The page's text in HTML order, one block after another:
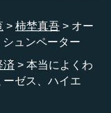
柿埜真吾
オー
ュンペーター
済
本当によくわ
ゼス、ハイエ